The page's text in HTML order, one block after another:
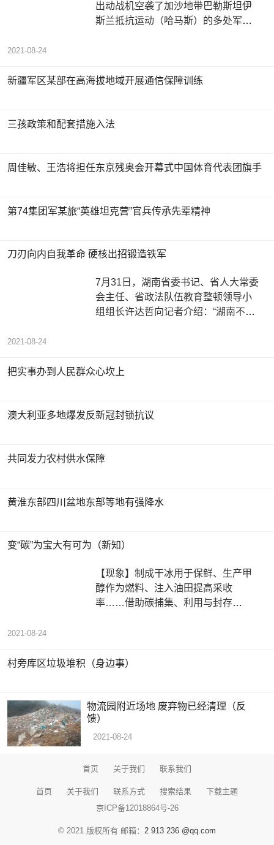
出动战机空袭了加沙地带巴勒斯坦伊
斯兰抵抗运动（哈马斯）的多处军事
2021-08-24
新疆军区某部在高海拔地域开展通信保障训练
三孩政策和配套措施入法
周佳敏、王浩将担任东京残奥会开幕式中国体育代表团旗手
第74集团军某旅“英雄坦克营”官兵传承先辈精神
刀刃向内自我革命 硬核出招锻造铁军
7月31日，湖南省委书记、省人大常委
会主任、省政法队伍教育整顿领导小
组组长许达哲向记者介绍：“湖南不断
2021-08-24
把实事办到人民群众心坎上
澳大利亚多地爆发反新冠封锁抗议
共同发力农村供水保障
黄淮东部四川盆地东部等地有强降水
变“碳”为宝大有可为（新知）
【现象】制成干冰用于保鲜、生产甲
醇作为燃料、注入油田提高采收
率……借助碳捕集、利用与封存
2021-08-24
村旁库区垃圾堆积（身边事）
物流园附近场地 废弃物已经清理（反
馈）
2021-08-24
首页 关于我们 联系我们
首页 关于我们 联系方式 搜索结果
下载主题
京ICP备12018864号-26
© 2021 版权所有 邮箱： 2 913 236 @qq.com